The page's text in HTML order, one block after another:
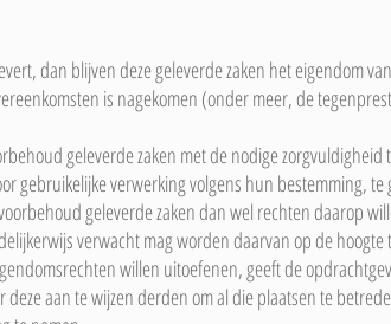
dan blijven deze geleverde zaken het eigendom
is nagekomen (onder meer, de
geleverde zaken met de nodige
gebruikelijke verwerking volgens hun bestemming, te
geleverde zaken dan wel rechten daarop
verwacht mag worden daarvan op de hoogte
willen uitoefenen, geeft de
aan te wijzen derden om al die plaatsen te